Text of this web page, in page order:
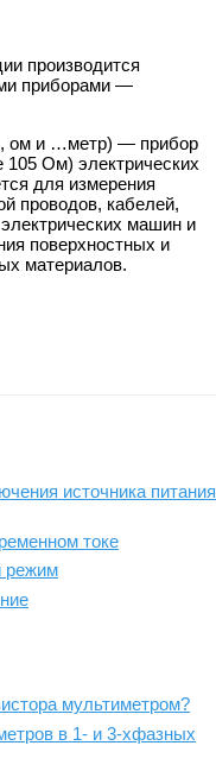
производится
приборами —
ом и …метр) — прибор
Ом) электрических
для измерения
проводов, кабелей,
машин и
поверхностных и
материалов.
источника питания
токе
режим
мультиметром?
в 1- и 3-хфазных